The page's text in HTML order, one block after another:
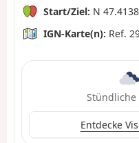
Start/Ziel: N
IGN-Karte(n): Ref.
Stündliche
Entdecke